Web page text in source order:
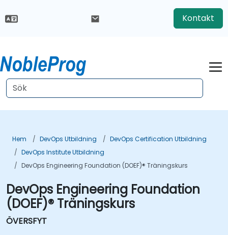
Kontakt
Hem DevOps Utbildning
DevOps Certification Utbildning
DevOps Institute Utbildning
DevOps Engineering Foundation (DOEF)® Träningskurs
DevOps Engineering Foundation
(DOEF)® Träningskurs
ÖVERSFYT